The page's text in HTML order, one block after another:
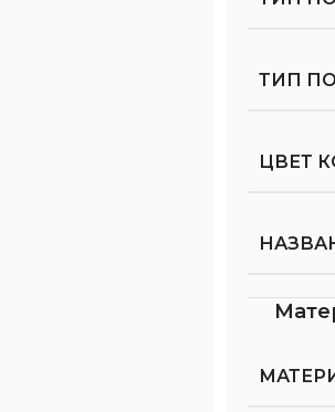
ТИП
ЦВЕТ